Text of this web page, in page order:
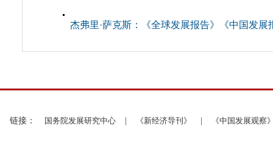
杰弗里·萨克斯：《全球发展报告》《中国发
链接： 国务院发展研究中心 《新经济导刊》 《中国发展观察